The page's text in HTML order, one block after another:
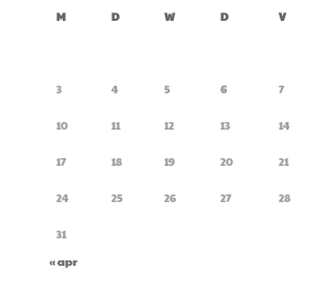
M D W D V
3 4 5 6 7
10 11 12 13 14
17 18 19 20 21
24 25 26 27 28
31
« apr